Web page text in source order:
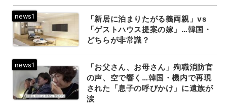
「新居に泊まりたがる義両親」vs
「ゲストハウス提案の嫁」…韓国・
どちらが非常識？
「お父さん、お母さん」殉職消防官
の声、空で響く…韓国・機内で再現
された「息子の呼びかけ」に遺族が
涙